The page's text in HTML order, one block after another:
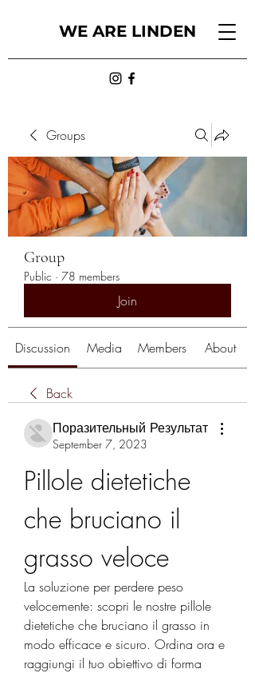
WE ARE LINDEN
Groups
Group
Public · 78 members
Join
Discussion Media Members About
Back
Поразительный Результат
September 7, 2023
Pillole dietetiche
che bruciano il
grasso veloce
La soluzione per perdere peso
velocemente: scopri le nostre pillole
dietetiche che bruciano il grasso in
modo efficace e sicuro. Ordina ora e
raggiungi il tuo obiettivo di forma